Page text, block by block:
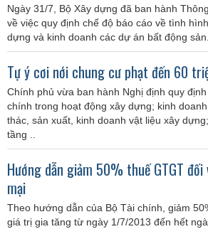
Ngày 31/7, Bộ Xây dựng đã ban hành
về việc quy định chế độ báo cáo về tình
dựng và kinh doanh các dự án bất động
Tự ý cơi nới chung cư phạt đến 60
Chính phủ vừa ban hành Nghị định quy
chính trong hoạt động xây dựng; kinh
thác, sản xuất, kinh doanh vật liệu xây
tầng ..
Hướng dẫn giảm 50% thuế GTGT
mại
Theo hướng dẫn của Bộ Tài chính, giảm
giá trị gia tăng từ ngày 1/7/2013 đến hết